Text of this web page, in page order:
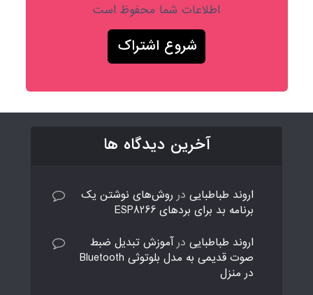
اطلاعات شما محفوظ است
آخرین دیدگاه ها
اروند طباطبایی در روش‌های نوشتن یک
برنامه بد برای بردهای ESP8266
اروند طباطبایی درآموزش تبدیل ضبط
صوت قدیمی به مدل بلوتوثی Bluetooth
در منزل